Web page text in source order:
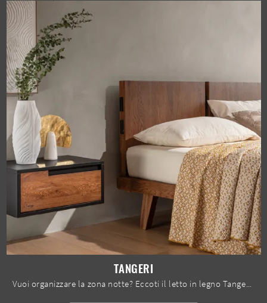
TANGERI
Vuoi organizzare la zona notte? Eccoti il letto in legno Tangeri di Le Fablier per spazi moderni.